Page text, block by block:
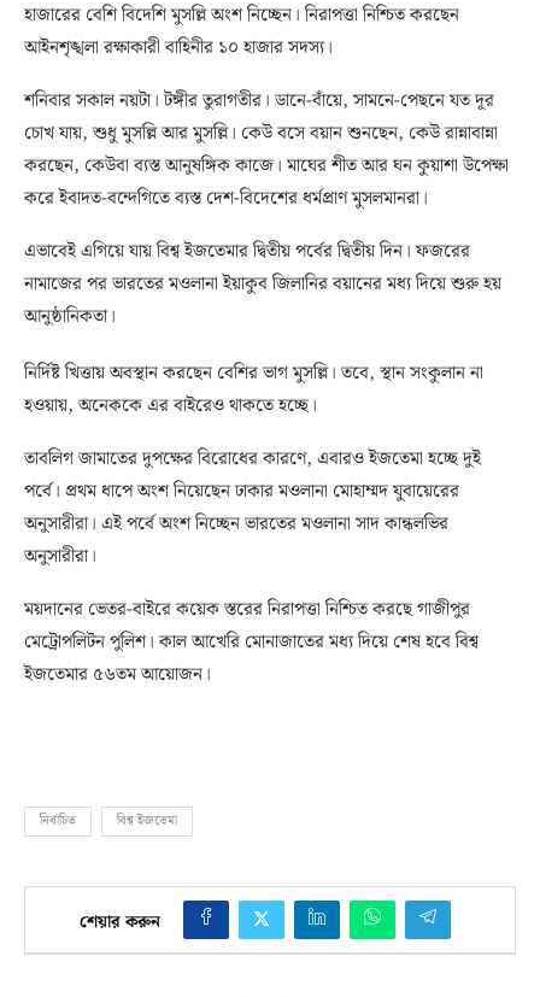
হাজারের বেশি বিদেশি মুসল্লি অংশ নিচ্ছেন। নিরাপত্তা নিশ্চিত করছেন
আইনশৃঙ্খলা রক্ষাকারী বাহিনীর ১০ হাজার সদস্য।
শনিবার সকাল নয়টা। টঙ্গীর তুরাগতীর। ডানে-বাঁয়ে, সামনে-পেছনে যত দূর
চোখ যায়, শুধু মুসল্লি আর মুসল্লি। কেউ বসে বয়ান শুনছেন, কেউ রান্নাবান্না
করছেন, কেউবা ব্যস্ত আনুষঙ্গিক কাজে। মাঘের শীত আর ঘন কুয়াশা উপেক্ষা
করে ইবাদত-বন্দেগিতে ব্যস্ত দেশ-বিদেশের ধর্মপ্রাণ মুসলমানরা।
এভাবেই এগিয়ে যায় বিশ্ব ইজতেমার দ্বিতীয় পর্বের দ্বিতীয় দিন। ফজরের
নামাজের পর ভারতের মওলানা ইয়াকুব জিলানির বয়ানের মধ্য দিয়ে শুরু হয়
আনুষ্ঠানিকতা।
নির্দিষ্ট খিত্তায় অবস্থান করছেন বেশির ভাগ মুসল্লি। তবে, স্থান সংকুলান না
হওয়ায়, অনেককে এর বাইরেও থাকতে হচ্ছে।
তাবলিগ জামাতের দুপক্ষের বিরোধের কারণে, এবারও ইজতেমা হচ্ছে দুই
পর্বে। প্রথম ধাপে অংশ নিয়েছেন ঢাকার মওলানা মোহাম্মদ যুবায়েরের
অনুসারীরা। এই পর্বে অংশ নিচ্ছেন ভারতের মওলানা সাদ কান্ধলভির
অনুসারীরা।
ময়দানের ভেতর-বাইরে কয়েক স্তরের নিরাপত্তা নিশ্চিত করছে গাজীপুর
মেট্রোপলিটন পুলিশ। কাল আখেরি মোনাজাতের মধ্য দিয়ে শেষ হবে বিশ্ব
ইজতেমার ৫৬তম আয়োজন।
নির্বাচিত বিশ্ব ইজতেমা
শেয়ার করুন